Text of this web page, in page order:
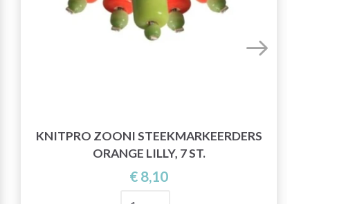
KNITPRO ZOONI STEEKMARKEERDERS
ORANGE LILLY, 7 ST.
€ 8,10